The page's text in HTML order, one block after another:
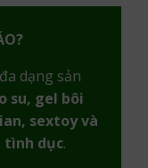
dạng sản
su, gel bôi
sextoy và
tình dục.